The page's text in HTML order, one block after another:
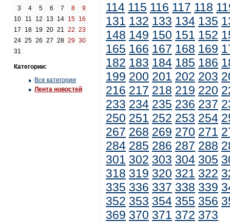
3
4 5 6 7 8
9
10
11 12 13 14 15 16
17
18 19 20 21 22
23
24 25 26 27 28 29 30
31
Категории:
Все категории
Лента новостей
114 115 116 117 118
131 132 133 134 135
148 149 150 151 152
165 166 167 168 169
182 183 184 185 186
199 200 201 202 203
216 217 218 219 220
233 234 235 236 237
250 251 252 253 254
267 268 269 270 271
284 285 286 287 288
301 302 303 304 305
318 319 320 321 322
335 336 337 338 339
352 353 354 355 356
369 370 371 372 373